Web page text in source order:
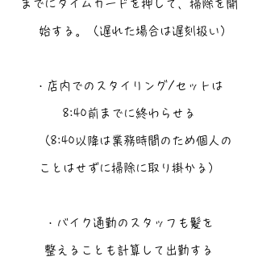
までにタイムカードを押して、掃除を開
始する。（遅れた場合は遅刻扱い）
・店内でのスタイリング/セットは
8:40前までに終わらせる
（8:40以降は業務時間のため個人の
ことはせずに掃除に取り掛かる）
・バイク通勤のスタッフも髪を
整えることも計算して出勤する